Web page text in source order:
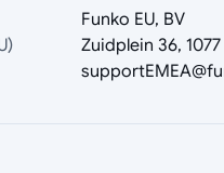
Funko EU, BV
Zuidplein 36,